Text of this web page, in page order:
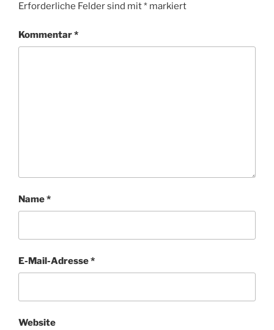
Erforderliche Felder sind mit* markiert
Kommentar*
Name*
E-Mail-Adresse*
Website